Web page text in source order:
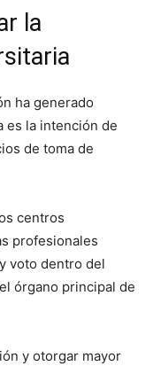
la
ha generado
es la intención de
de toma de
centros
profesionales
voto dentro del
órgano principal de
y otorgar mayor